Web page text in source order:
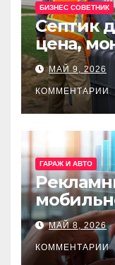
БИЗНЕС СОВЕТНИК
Септик
цена,
МАЙ 9, 2026
КОММЕНТАРИИ
ГАРАЖ И АВТО
МАЙ 8, 2026
КОММЕНТАРИИ